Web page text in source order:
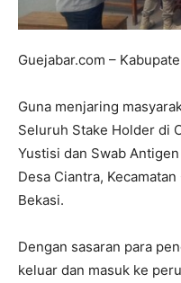
Guejabar.com –
Guna menjaring
Seluruh Stake Holder di
Yustisi dan Swab
Desa Ciantra,
Bekasi.
Dengan sasaran para
keluar dan masuk ke